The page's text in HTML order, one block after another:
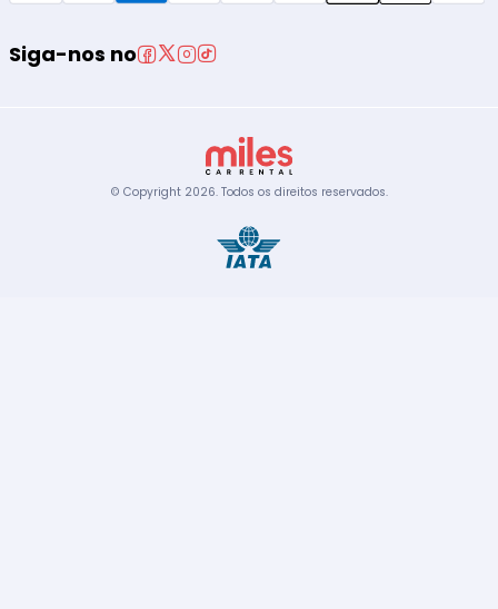
Siga-nos no
© Copyright 2026. Todos os direitos reservados.